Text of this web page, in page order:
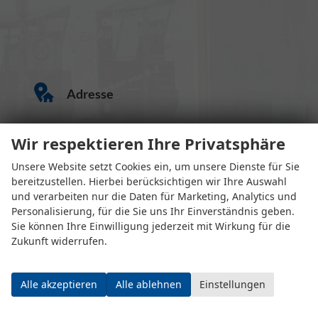
Adresse
Eugen-Rosner-Str. 16
Öffnungszeiten
Wir respektieren Ihre Privatsphäre
Unsere Website setzt Cookies ein, um unsere Dienste für Sie
bereitzustellen. Hierbei berücksichtigen wir Ihre Auswahl
und verarbeiten nur die Daten für Marketing, Analytics und
Personalisierung, für die Sie uns Ihr Einverständnis geben.
Sie können Ihre Einwilligung jederzeit mit Wirkung für die
Zukunft widerrufen.
Alle akzeptieren Alle ablehnen Einstellungen